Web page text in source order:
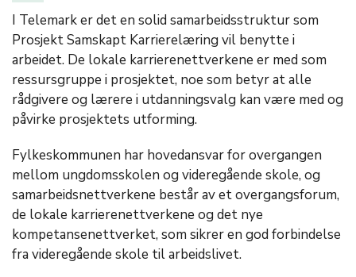
I Telemark er det en solid samarbeidsstruktur som
Prosjekt Samskapt Karrierelæring vil benytte i
arbeidet. De lokale karrierenettverkene er med som
ressursgruppe i prosjektet, noe som betyr at alle
rådgivere og lærere i utdanningsvalg kan være med og
påvirke prosjektets utforming.
Fylkeskommunen har hovedansvar for overgangen
mellom ungdomsskolen og videregående skole, og
samarbeidsnettverkene består av et overgangsforum,
de lokale karrierenettverkene og det nye
kompetansenettverket, som sikrer en god forbindelse
fra videregående skole til arbeidslivet.